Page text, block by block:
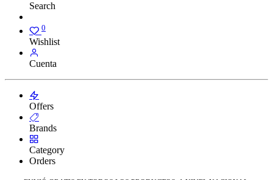
Search
0
Wishlist
Cuenta
Offers
Brands
Category
Orders